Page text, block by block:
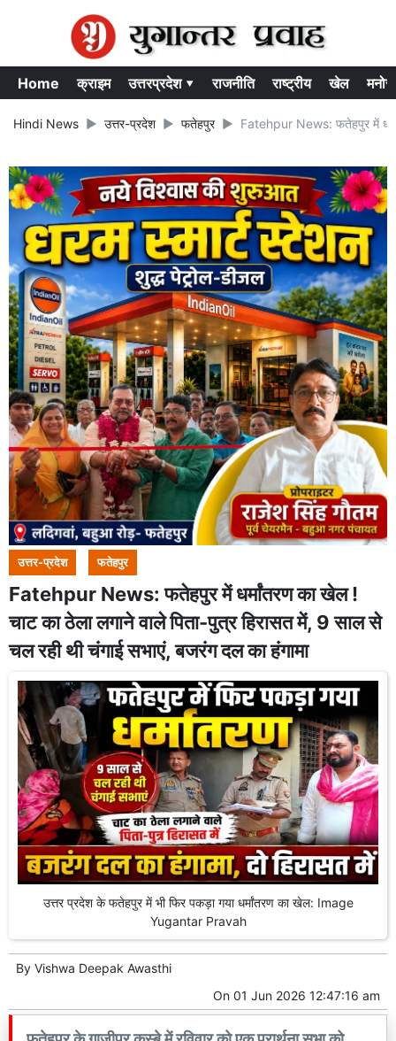
Home क्राइम उत्तरप्रदेश ▾ राजनीति राष्ट्रीय खेल
Hindi News उत्तर-प्रदेश फतेहपुर Fatehpur News: फतेहपुर में
उत्तर-प्रदेश फतेहपुर
Fatehpur News: फतेहपुर में धर्मांतरण का खेल !
चाट का ठेला लगाने वाले पिता-पुत्र हिरासत में, 9 साल से
चल रही थी चंगाई सभाएं, बजरंग दल का हंगामा
उत्तर प्रदेश के फतेहपुर में भी फिर पकड़ा गया धर्मांतरण का खेल: Image
Yugantar Pravah
By Vishwa Deepak Awasthi
On 01 Jun 2026 12:47:16 am